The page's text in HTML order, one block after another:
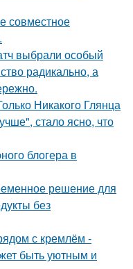
совместное
выбрали особый
радикально, а
Никакого Глянца
стало ясно, что
блогера в
решение для
без
с кремлём -
быть уютным и